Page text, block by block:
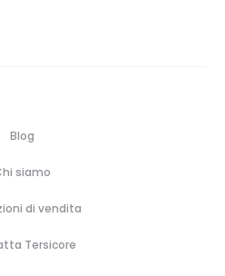
Blog
siamo
di vendita
Tersicore